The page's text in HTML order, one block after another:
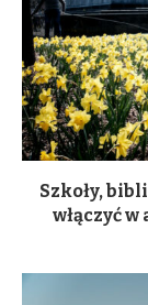
Szkoły,
włączyć